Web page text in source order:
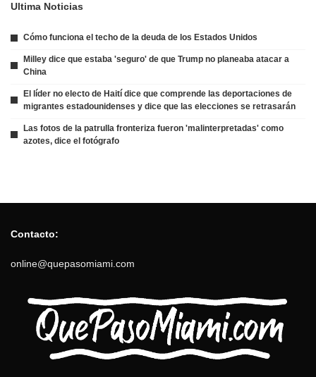
Ultima Noticias
Cómo funciona el techo de la deuda de los Estados Unidos
Milley dice que estaba 'seguro' de que Trump no planeaba atacar a
China
El líder no electo de Haití dice que comprende las deportaciones de
migrantes estadounidenses y dice que las elecciones se retrasarán
Las fotos de la patrulla fronteriza fueron 'malinterpretadas' como
azotes, dice el fotógrafo
Contacto:
online@quepasomiami.com